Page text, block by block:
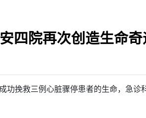
四院再次创造生命奇
挽救三例心脏骤停患者的生命，急诊